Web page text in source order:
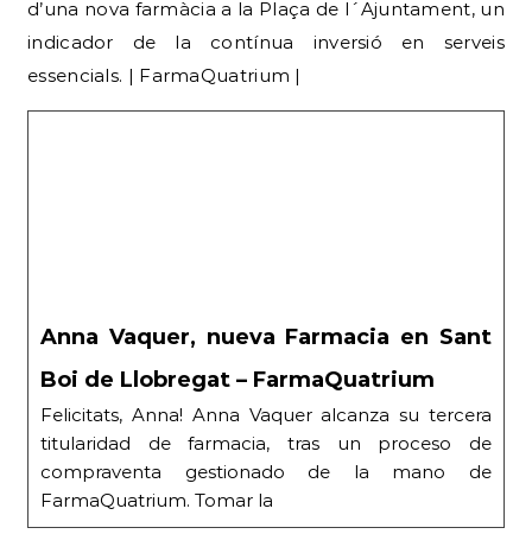
d’una nova farmàcia a la Plaça de l´Ajuntament, un
indicador de la contínua inversió en serveis
essencials. | FarmaQuatrium |
Anna Vaquer, nueva Farmacia en Sant
Boi de Llobregat – FarmaQuatrium
Felicitats, Anna! Anna Vaquer alcanza su tercera
titularidad de farmacia, tras un proceso de
compraventa gestionado de la mano de
FarmaQuatrium. Tomar la